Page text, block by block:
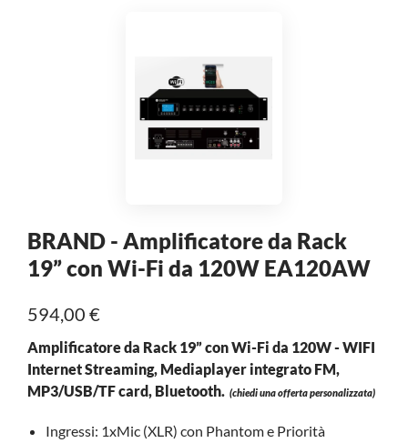
BRAND - Amplificatore da Rack
19” con Wi-Fi da 120W EA120AW
594,00 €
Amplificatore da Rack 19” con Wi-Fi da 120W - WIFI
Internet Streaming, Mediaplayer integrato FM,
MP3/USB/TF card, Bluetooth. (chiedi una offerta personalizzata)
Ingressi: 1xMic (XLR) con Phantom e Priorità